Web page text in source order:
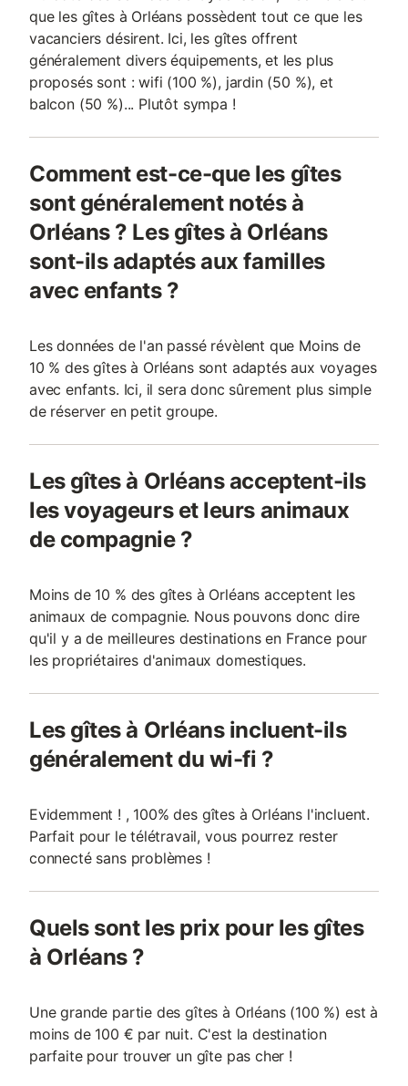
que les gîtes à Orléans possèdent tout ce que les
vacanciers désirent. Ici, les gîtes offrent
généralement divers équipements, et les plus
proposés sont : wifi (100 %), jardin (50 %), et
balcon (50 %)... Plutôt sympa !
Comment est-ce-que les gîtes
sont généralement notés à
Orléans ? Les gîtes à Orléans
sont-ils adaptés aux familles
avec enfants ?
Les données de l'an passé révèlent que Moins de
10 % des gîtes à Orléans sont adaptés aux voyages
avec enfants. Ici, il sera donc sûrement plus simple
de réserver en petit groupe.
Les gîtes à Orléans acceptent-ils
les voyageurs et leurs animaux
de compagnie ?
Moins de 10 % des gîtes à Orléans acceptent les
animaux de compagnie. Nous pouvons donc dire
qu'il y a de meilleures destinations en France pour
les propriétaires d'animaux domestiques.
Les gîtes à Orléans incluent-ils
généralement du wi-fi ?
Evidemment ! , 100% des gîtes à Orléans l'incluent.
Parfait pour le télétravail, vous pourrez rester
connecté sans problèmes !
Quels sont les prix pour les gîtes
à Orléans ?
Une grande partie des gîtes à Orléans (100 %) est à
moins de 100 € par nuit. C'est la destination
parfaite pour trouver un gîte pas cher !